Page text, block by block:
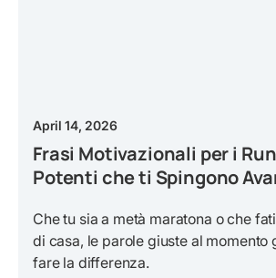
April 14, 2026
Frasi Motivazionali per i
Potenti che ti Spingono
Che tu sia a metà maratona o che
di casa, le parole giuste al momento
fare la differenza.